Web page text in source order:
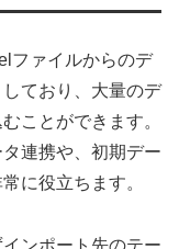
ファイルからのデ
ており、大量のデ
ことができます。
連携や、初期デー
に役立ちます。
ンポート先のテー